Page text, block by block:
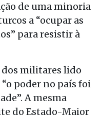
de uma minoria
a “ocupar as
para resistir à
militares lido
poder no país foi
A mesma
do Estado-Maior